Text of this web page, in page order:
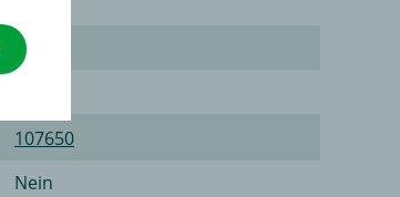
Nein
107650
Nein